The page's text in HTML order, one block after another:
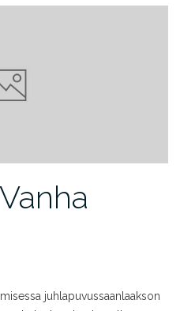
juhlapuvussaanlaakson